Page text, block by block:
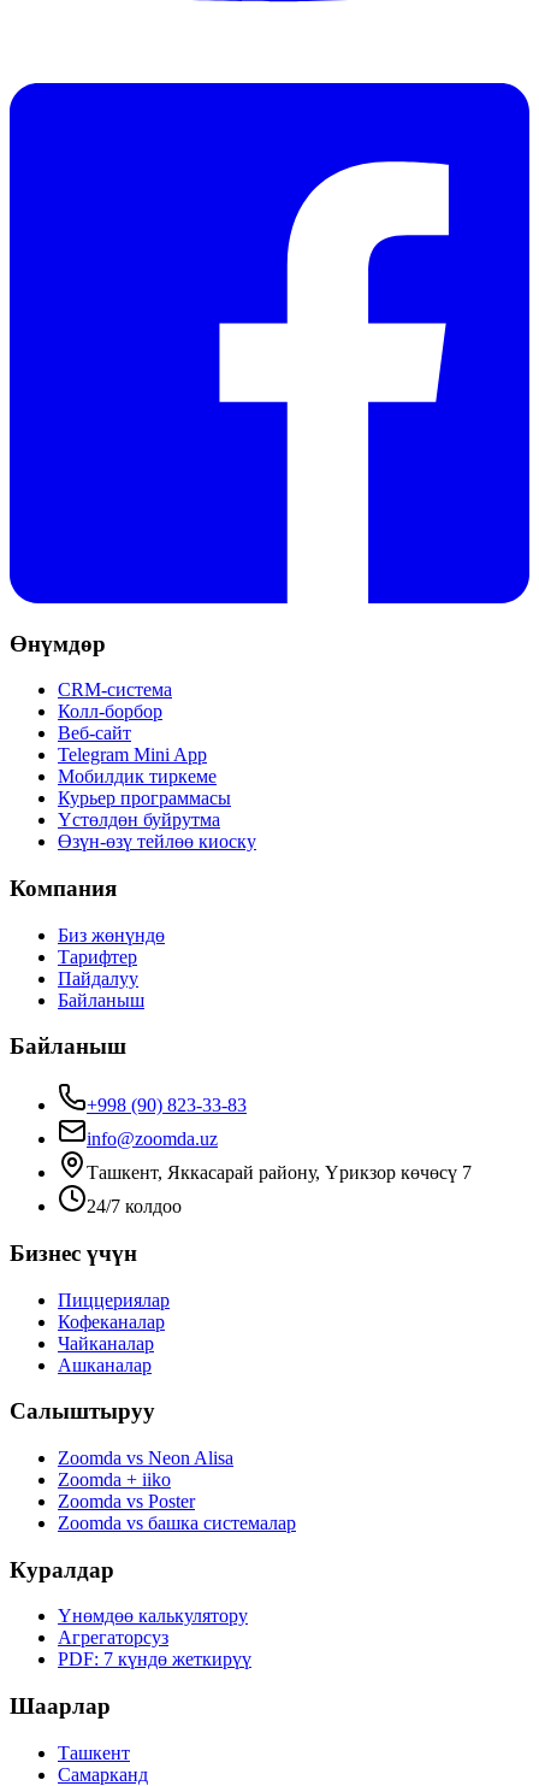
Өнүмдөр
CRM-система
Колл-борбор
Веб-сайт
Telegram Mini App
Мобилдик тиркеме
Курьер программасы
Үстөлдөн буйрутма
Өзүн-өзү тейлөө киоску
Компания
Биз жөнүндө
Тарифтер
Пайдалуу
Байланыш
Байланыш
+998 (90) 823-33-83
info@zoomda.uz
Ташкент, Яккасарай району, Үрикзор көчөсү 7
24/7 колдоо
Бизнес үчүн
Пиццериялар
Кофеканалар
Чайканалар
Ашканалар
Салыштыруу
Zoomda vs Neon Alisa
Zoomda + iiko
Zoomda vs Poster
Zoomda vs башка системалар
Куралдар
Үнөмдөө калькулятору
Агрегаторсуз
PDF: 7 күндө жеткирүү
Шаарлар
Ташкент
Самарканд